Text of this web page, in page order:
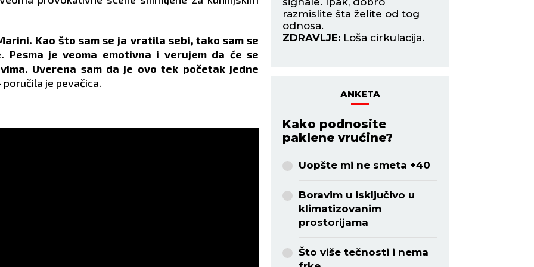
Kao što sam se ja vratila sebi, tako sam se
je veoma emotivna i verujem da će se
Uverena sam da je ovo tek početak jedne
poručila je pevačica.
osećate.
razmislite šta želite od tog
odnosa.
ZDRAVLJE: Loša cirkulacija.
ANKETA
Kako podnosite
paklene vrućine?
Uopšte mi ne smeta +40
Boravim u isključivo u
klimatizovanim
prostorijama
Što više tečnosti i nema